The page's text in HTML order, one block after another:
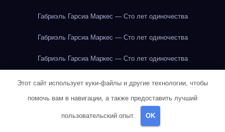
Габриэль Гарсиа Маркес — Сто лет одиночества
Габриэль Гарсиа Маркес — Сто лет одиночества
Габриэль Гарсиа Маркес — Сто лет одиночества
Габриэль Гарсиа Маркес — Сто лет одиночества
Габриэль Гарсиа Маркес — Сто лет одиночества
Этот сайт использует куки-файлы и другие технологии, чтобы
помочь вам в навигации, а также предоставить лучший
пользовательский опыт. OK